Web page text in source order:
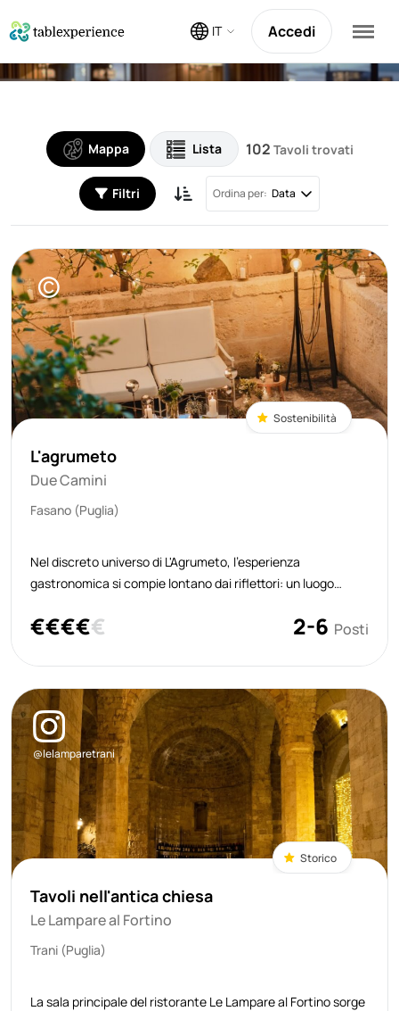
IT Accedi
Mappa Lista 102 Tavoli trovati
Filtri Ordina per: Data
©
Sostenibilità
L'agrumeto
Due Camini
Fasano (Puglia)
Nel discreto universo di L'Agrumeto, l’esperienza
gastronomica si compie lontano dai riflettori: un luogo
scenografia ma parte viva del racconto culinario. In un
€€€€€ 2-6 Posti
@lelamparetrani
Storico
Tavoli nell'antica chiesa
Le Lampare al Fortino
Trani (Puglia)
La sala principale del ristorante Le Lampare al Fortino sorge